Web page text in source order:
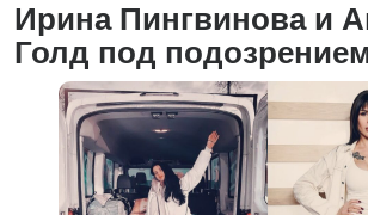
Ирина Пингвинова и
Голд под